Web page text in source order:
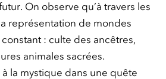
On observe qu’à travers les
représentation de mondes
: culte des ancêtres,
animales sacrées.
à la mystique dans une quête